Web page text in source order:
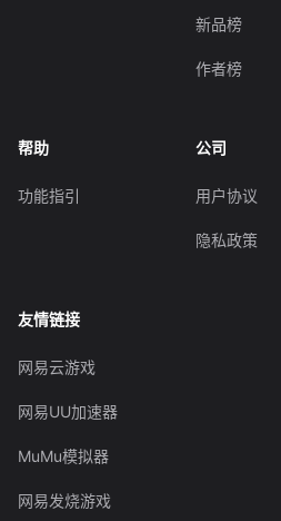
新品榜
作者榜
帮助
功能指引
公司
用户协议
隐私政策
友情链接
网易云游戏
网易UU加速器
MuMu模拟器
网易发烧游戏